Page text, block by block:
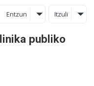
Entzun Itzuli
publiko